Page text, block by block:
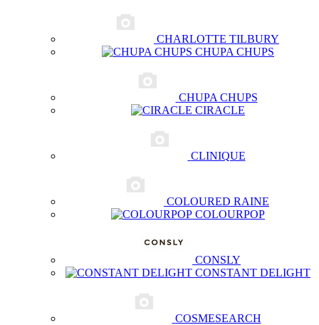
CHARLOTTE TILBURY
CHUPA CHUPS
CHUPA CHUPS
CIRACLE
CLINIQUE
COLOURED RAINE
COLOURPOP
CONSLY
CONSTANT DELIGHT
COSMESEARCH